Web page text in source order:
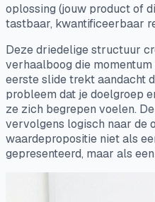
oplossing (jouw product of
tastbaar, kwantificeerbaar
Deze driedelige structuur
verhaalboog die
eerste slide trekt aandacht
probleem dat je doelgroep
ze zich begrepen voelen.
vervolgens logisch naar de
waardepropositie niet als
gepresenteerd, maar als